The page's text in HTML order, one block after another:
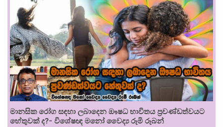
මානසික රෝග සඳහා ලබාදෙන ඖෂධ භාවිතය ප්‍රචණ්ඩත්වයට
හේතුවක් ද?- විශේෂඥ මනෝ වෛද්‍ය රූමි රූබන්